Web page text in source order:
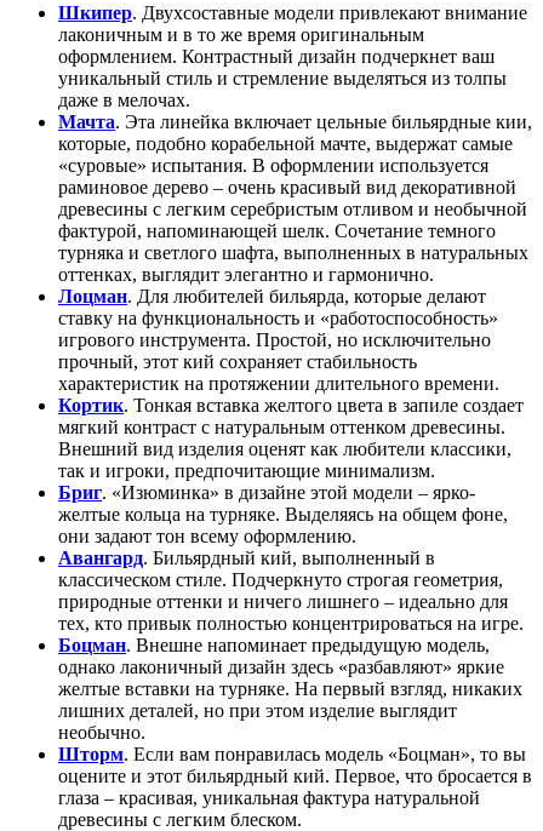
Шкипер. Двухсоставные модели привлекают внимание
лаконичным и в то же время оригинальным
оформлением. Контрастный дизайн подчеркнет ваш
уникальный стиль и стремление выделяться из толпы
даже в мелочах.
Мачта. Эта линейка включает цельные бильярдные кии,
которые, подобно корабельной мачте, выдержат самые
«суровые» испытания. В оформлении используется
раминовое дерево – очень красивый вид декоративной
древесины с легким серебристым отливом и необычной
фактурой, напоминающей шелк. Сочетание темного
турняка и светлого шафта, выполненных в натуральных
оттенках, выглядит элегантно и гармонично.
Лоцман. Для любителей бильярда, которые делают
ставку на функциональность и «работоспособность»
игрового инструмента. Простой, но исключительно
прочный, этот кий сохраняет стабильность
характеристик на протяжении длительного времени.
Кортик. Тонкая вставка желтого цвета в запиле создает
мягкий контраст с натуральным оттенком древесины.
Внешний вид изделия оценят как любители классики,
так и игроки, предпочитающие минимализм.
Бриг. «Изюминка» в дизайне этой модели – ярко-
желтые кольца на турняке. Выделяясь на общем фоне,
они задают тон всему оформлению.
Авангард. Бильярдный кий, выполненный в
классическом стиле. Подчеркнуто строгая геометрия,
природные оттенки и ничего лишнего – идеально для
тех, кто привык полностью концентрироваться на игре.
Боцман. Внешне напоминает предыдущую модель,
однако лаконичный дизайн здесь «разбавляют» яркие
желтые вставки на турняке. На первый взгляд, никаких
лишних деталей, но при этом изделие выглядит
необычно.
Шторм. Если вам понравилась модель «Боцман», то вы
оцените и этот бильярдный кий. Первое, что бросается в
глаза – красивая, уникальная фактура натуральной
древесины с легким блеском.